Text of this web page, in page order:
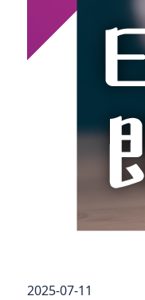
2025-07-11